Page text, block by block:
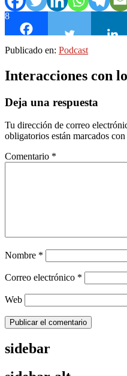
8
Publicado en: Podcast
Interacciones con
Deja una respuesta
Tu dirección de correo
obligatorios están marcados con
Comentario *
Nombre *
Correo electrónico *
Web
sidebar